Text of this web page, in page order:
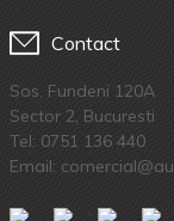
Contact
Sos. Fundeni 120A
Sector 2, Bucuresti
Tel: 0751 136 440
Email: